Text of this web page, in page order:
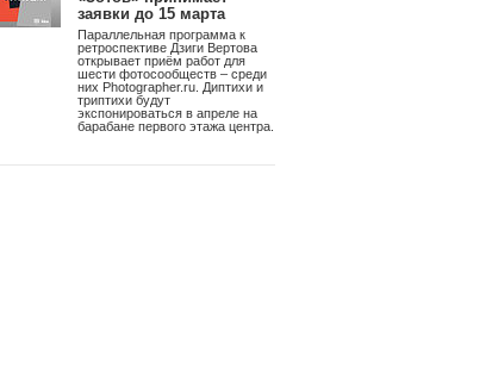
«Советское фото»
возвращается. 100 лет
спустя – снова в печать
РУСС ПРЕСС ФОТО
перезапускает главное
фотоиздание страны.
Обновленный формат, первый
номер с Александром
Збруевым и масштабная